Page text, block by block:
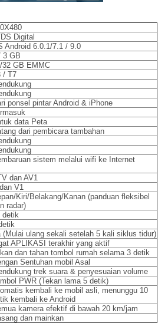
Digital
Android 6.0.1/7.1 / 9.0
3 GB
32 GB EMMC
/ T7
ponsel pintar Android & iPhone
data Peta
dari pembicara tambahan
sistem melalui wifi ke Internet
dan AV1
V1
Kiri/Belakang/Kanan (panduan fleksibel
radar)
detik
(Mulai ulang sekali setelah 5 kali siklus tidur)
APLIKASI terakhir yang aktif
dan tahan tombol rumah selama 3 detik
Sentuhan mobil Asal
trek suara & penyesuaian volume
PWR (Tekan lama 5 detik)
kembali ke mobil asli, menunggu 10
kembali ke Android
kamera efektif di bawah 20 km/jam
dan mainkan